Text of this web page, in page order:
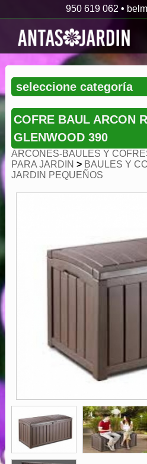
950 619 062 •
COFRE BAUL ARCON
GLENWOOD 390
ARCONES-BAULES Y
PARA JARDIN > BAULES Y
JARDIN PEQUEÑOS